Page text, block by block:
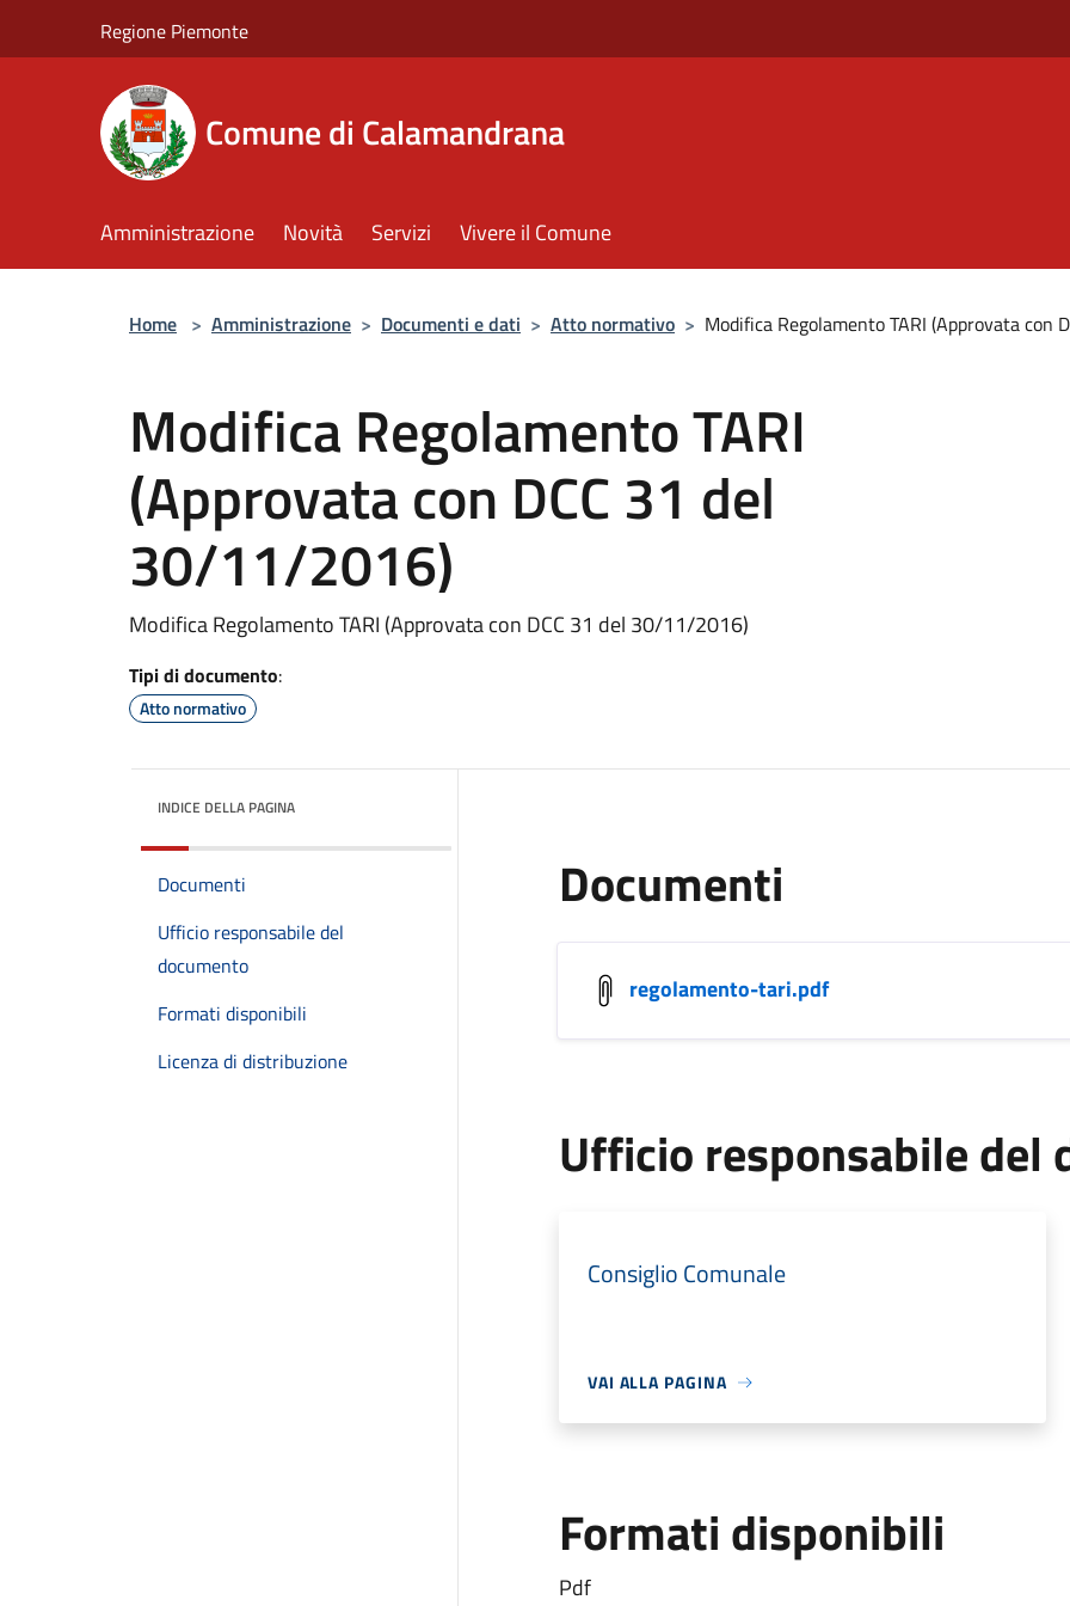
Regione Piemonte
Comune di Calamandrana
Amministrazione Novità Servizi Vivere il Comune
Home > Amministrazione > Documenti e dati > Atto normativo > Modifica Regolamento TARI (Approvata con
Modifica Regolamento TARI
(Approvata con DCC 31 del
30/11/2016)
Modifica Regolamento TARI (Approvata con DCC 31 del 30/11/2016)
Tipi di documento:
Atto normativo
INDICE DELLA PAGINA
Documenti
Ufficio responsabile del
documento
Formati disponibili
Licenza di distribuzione
Documenti
regolamento-tari.pdf
Ufficio responsabile del
Consiglio Comunale
VAI ALLA PAGINA
Formati disponibili
Pdf